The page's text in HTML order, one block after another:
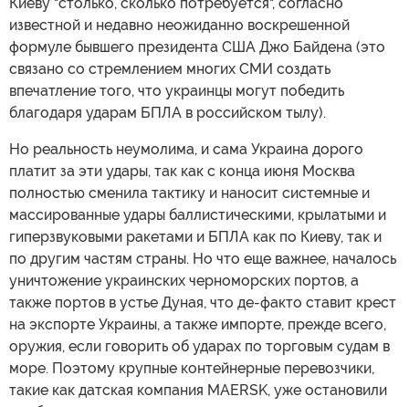
Киеву "столько, сколько потребуется", согласно
известной и недавно неожиданно воскрешенной
формуле бывшего президента США Джо Байдена (это
связано со стремлением многих СМИ создать
впечатление того, что украинцы могут победить
благодаря ударам БПЛА в российском тылу).
Но реальность неумолима, и сама Украина дорого
платит за эти удары, так как с конца июня Москва
полностью сменила тактику и наносит системные и
массированные удары баллистическими, крылатыми и
гиперзвуковыми ракетами и БПЛА как по Киеву, так и
по другим частям страны. Но что еще важнее, началось
уничтожение украинских черноморских портов, а
также портов в устье Дуная, что де-факто ставит крест
на экспорте Украины, а также импорте, прежде всего,
оружия, если говорить об ударах по торговым судам в
море. Поэтому крупные контейнерные перевозчики,
такие как датская компания MAERSK, уже остановили